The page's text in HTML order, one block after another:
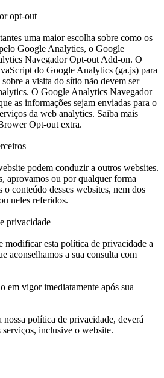
opt-out
uma maior escolha sobre como os
Google Analytics, o Google
Navegador Opt-out Add-on. O
do Google Analytics (ga.js) para
a visita do sítio não devem ser
O Google Analytics Navegador
as informações sejam enviadas para o
da web analytics. Saiba mais
Opt-out extra.
podem conduzir a outros websites.
aprovamos ou por qualquer forma
o conteúdo desses websites, nem dos
neles referidos.
privacidade
modificar esta política de privacidade a
aconselhamos a sua consulta com
em vigor imediatamente após sua
nossa política de privacidade, deverá
inclusive o website.